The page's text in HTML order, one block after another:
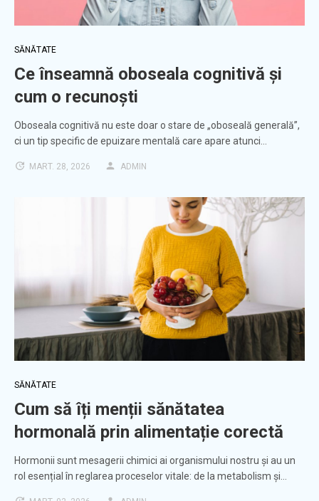
SĂNĂTATE
Ce înseamnă oboseala cognitivă și
cum o recunoști
Oboseala cognitivă nu este doar o stare de „oboseală generală”,
ci un tip specific de epuizare mentală care apare atunci…
MART. 28, 2026 ADMIN
SĂNĂTATE
Cum să îți menții sănătatea
hormonală prin alimentație corectă
Hormonii sunt mesagerii chimici ai organismului nostru și au un
rol esențial în reglarea proceselor vitale: de la metabolism și…